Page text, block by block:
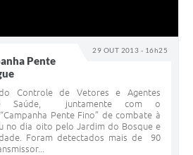
29 OUT 2013 - 16h25
Pente
Controle de Vetores e Agentes
Saúde, juntamente com o
Pente Fino” de combate à
no dia oito pelo Jardim do Bosque e
Foram detectados mais de 90